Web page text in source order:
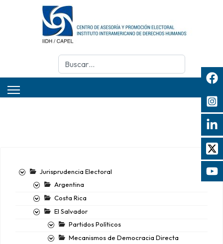
Buscar
Jurisprudencia Electoral
Argentina
Costa Rica
El Salvador
Partidos Políticos
Mecanismos de Democracia Directa